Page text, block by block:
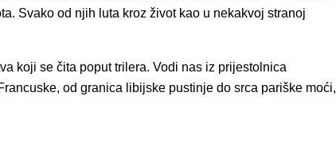
Svako od njih luta kroz život kao u nekakvoj stranoj
koji se čita poput trilera. Vodi nas iz prijestolnica
od granica libijske pustinje do srca pariške moći,